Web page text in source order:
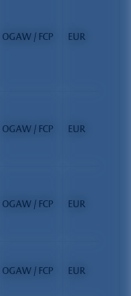
OGAW / FCP EUR
OGAW / FCP EUR
OGAW / FCP EUR
OGAW / FCP EUR